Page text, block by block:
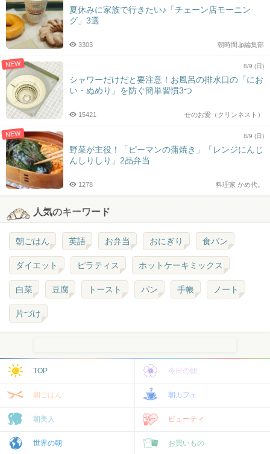
夏休みに家族で行きたい♪「チェーン店モーニン
グ」3選
朝時間.jp編集部
3303
NEW 8/9 (日)
シャワーだけだと要注意！お風呂の排水口の「にお
い・ぬめり」を防ぐ簡単習慣3つ
せのお愛（クリンネスト）
15421
NEW 8/9 (日)
野菜が主役！「ピーマンの蒲焼き」「レンジにんじ
んしりしり」2品弁当
料理家 かめ代。
1278
人気のキーワード
朝ごはん 英語 お弁当 おにぎり 食パン
ダイエット ピラティス ホットケーキミックス
白菜 豆腐 トースト パン 手帳 ノート
片づけ
TOP 今日の朝
朝ごはん 朝カフェ
朝美人 ビューティ
世界の朝 お買いもの